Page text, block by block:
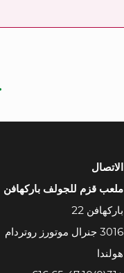
الاتصال
ملعب قزم للجولف باركهافن
باركهافن 22
3016 جنرال موتورز روتردام
هولندا